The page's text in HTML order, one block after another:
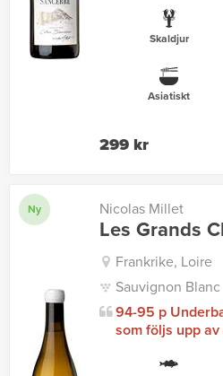
Skaldjur
Asiatiskt
299 kr
Ny Nicolas Millet
Les Grands
Frankrike, Loire
Sauvignon Blanc
94-95 p
som följs upp av